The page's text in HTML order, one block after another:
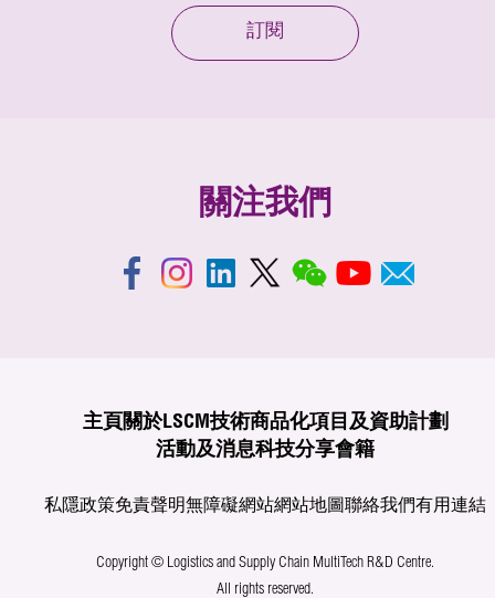
訂閱
關注我們
主頁 關於LSCM技術商品化項目及資助計劃
活動及消息科技分享會籍
私隱政策免責聲明無障礙網站網站地圖聯絡我們有用連結
Copyright © Logistics and Supply Chain MultiTech R&D Centre.
All rights reserved.